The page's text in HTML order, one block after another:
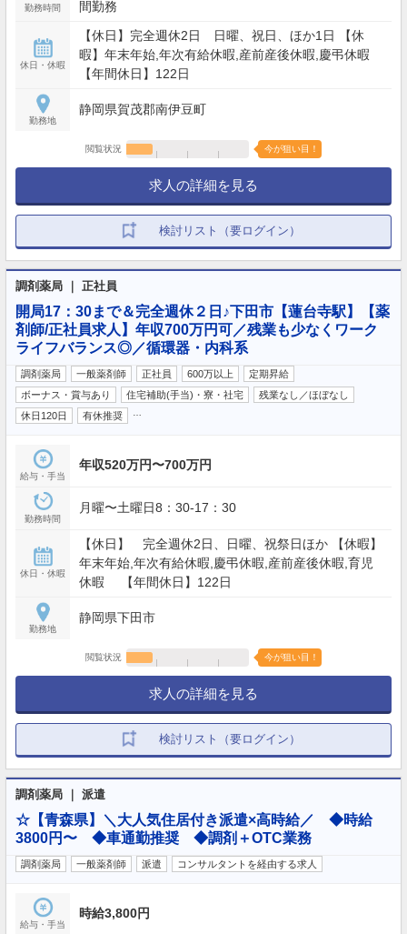
勤務時間 間勤務
休日・休暇
【休日】完全週休2日 日曜、祝日、ほか1日 【休
暇】年末年始,年次有給休暇,産前産後休暇,慶弔休暇
【年間休日】122日
勤務地
静岡県賀茂郡南伊豆町
閲覧状況 今が狙い目！
求人の詳細を見る
検討リスト（要ログイン）
調剤薬局 ｜ 正社員
開局17：30まで＆完全週休２日♪下田市【蓮台寺駅】【薬
剤師/正社員求人】年収700万円可／残業も少なくワーク
ライフバランス◎／循環器・内科系
調剤薬局 一般薬剤師 正社員 600万以上
定期昇給
ボーナス・賞与あり
住宅補助(手当)・寮・社宅
残業なし／ほぼなし
休日120日
有休推奨
給与・手当
年収520万円〜700万円
勤務時間
月曜〜土曜日8：30-17：30
休日・休暇
【休日】 完全週休2日、日曜、祝祭日ほか 【休暇】
年末年始,年次有給休暇,慶弔休暇,産前産後休暇,育児
休暇 【年間休日】122日
勤務地
静岡県下田市
閲覧状況 今が狙い目！
求人の詳細を見る
検討リスト（要ログイン）
調剤薬局 ｜ 派遣
☆【青森県】＼大人気住居付き派遣×高時給／ ◆時給
3800円〜 ◆車通勤推奨 ◆調剤＋OTC業務
調剤薬局 一般薬剤師 派遣 コンサルタントを経由する求人
給与・手当
時給3,800円